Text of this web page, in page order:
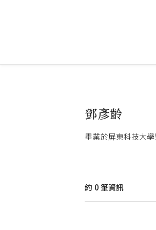
鄧彥齡
畢業於屏東科技大
約 0筆資訊